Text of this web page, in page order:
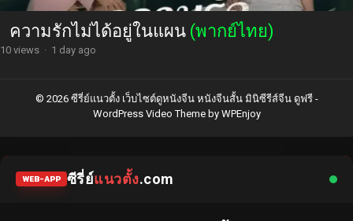
ความรักไม่ได้อยู่ในแผน (พากย์ไทย)
10 views · 1 day ago
© 2026 ซีรี่ย์แนวตั้ง เว็บไซต์ดูหนังจีน หนังจีนสั้น มินิซีรีส์จีน ดูฟรี -
WordPress Video Themeby WPEnjoy
WEB-APP ซีรี่ย์แนวตั้ง.com